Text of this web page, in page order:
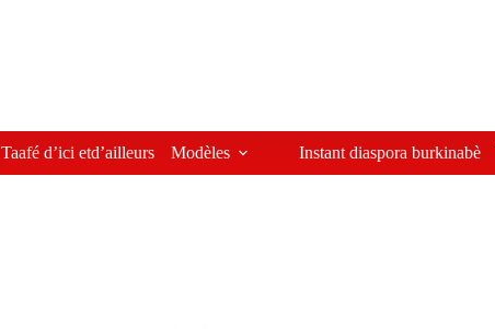
Taafé d’ici etd’ailleurs Modèles Instant diaspora burkinabè